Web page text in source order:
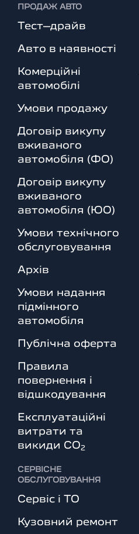
ПРОДАЖ АВТО
Тест–драйв
Авто в наявності
Комерційні
автомобілі
Умови продажу
Договір викупу
вживаного
автомобіля (ФО)
Договір викупу
вживаного
автомобіля (ЮО)
Умови технічного
обслуговування
Архів
Умови надання
підмінного
автомобіля
Публічна оферта
Правила
повернення і
відшкодування
Експлуатаційні
витрати та
викиди СО2
СЕРВІСНЕ
ОБСЛУГОВУВАННЯ
Сервіс і ТО
Кузовний ремонт